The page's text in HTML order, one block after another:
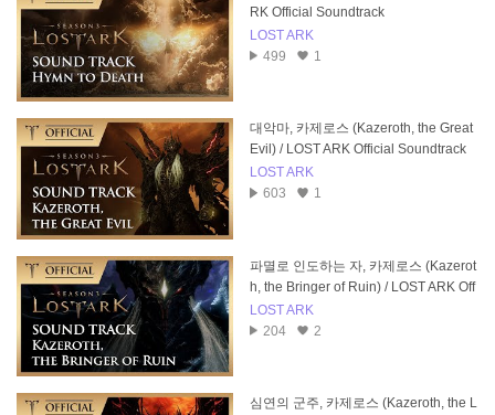
RK Official Soundtrack
LOST ARK
499
1
대악마, 카제로스 (Kazeroth, the Great
Evil) / LOST ARK Official Soundtrack
LOST ARK
603
1
파멸로 인도하는 자, 카제로스 (Kazerot
h, the Bringer of Ruin) / LOST ARK Off
icial Soundtrack
LOST ARK
204
2
심연의 군주, 카제로스 (Kazeroth, the L